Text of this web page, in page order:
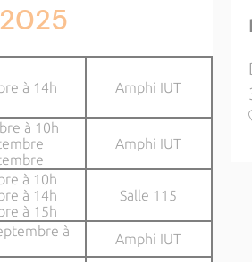
à 14h Amphi IUT
à 10h
Amphi IUT
à 10h
à 14h
à 15h
Salle 115
à
Amphi IUT